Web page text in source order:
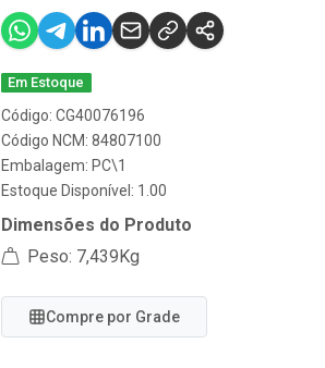
Em Estoque
Código: CG40076196
Código NCM: 84807100
Embalagem: PC\1
Estoque Disponível: 1.00
Dimensões do Produto
Peso: 7,439Kg
Compre por Grade